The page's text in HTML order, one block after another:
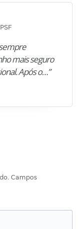
mais seguro
Após o…”
Campos